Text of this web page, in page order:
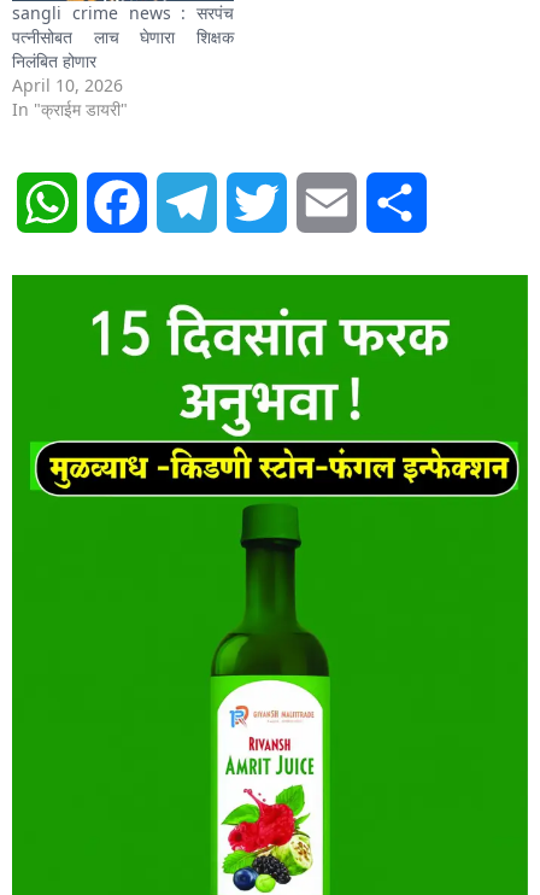
sangli crime news : सरपंच
पत्नीसोबत लाच घेणारा शिक्षक
निलंबित होणार
April 10, 2026
In "क्राईम डायरी"
WhatsAppFacebook Telegram Twitter Email